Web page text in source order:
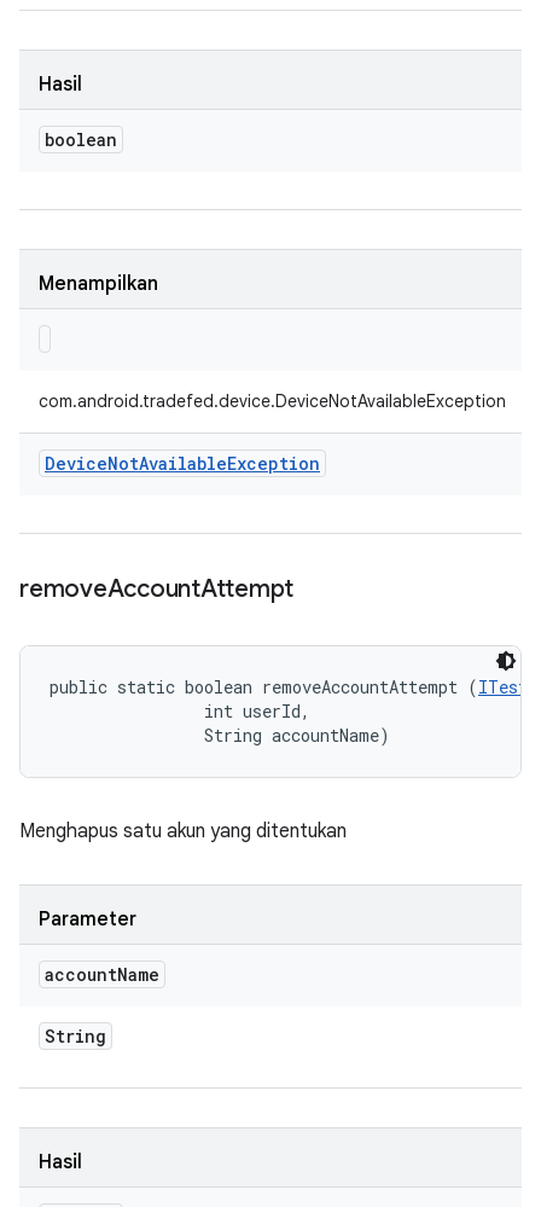
Hasil
boolean
Menampilkan
com.android.tradefed.device.DeviceNotAvailableException
DeviceNotAvailableException
removeAccountAttempt
public static boolean removeAccountAttempt (
                int userId,
                String accountName)
Menghapus satu akun yang ditentukan
Parameter
accountName
String
Hasil